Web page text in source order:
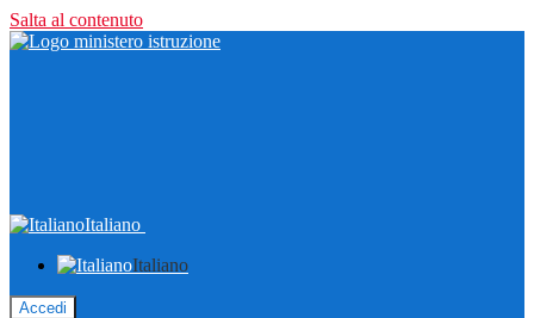
Salta al contenuto
Italiano
Italiano
Accedi